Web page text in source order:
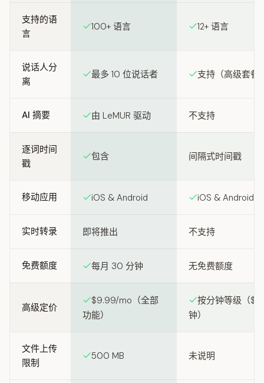
支持的语
言
100+ 语言 12+ 语言
说话人分
离
最多 10 位说话者 支持（高级套餐
AI 摘要 由 LeMUR 驱动 不支持
逐词时间
戳
包含 间隔式时间戳
移动应用 iOS & Android iOS & Android
实时转录 即将推出 不支持
免费额度 每月 30 分钟 无免费额度
高级定价
$9.99/mo（全部
功能）
按分钟等级（
钟）
文件上传
限制
500 MB 未说明